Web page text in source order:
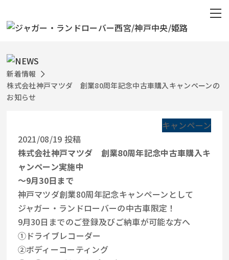
新着情報
株式会社神戸マツダ 創業80周年記念中古車購入キャンペーンの
お知らせ
キャンペーン
2021/08/19 投稿
株式会社神戸マツダ 創業80周年記念中古車購入キ
ャンペーン実施中
～9月30日まで
神戸マツダ創業80周年記念キャンペーンとして
ジャガー・ランドローバーの中古車限定！
9月30日までのご登録及びご納車が可能な方へ
①ドライブレコーダー
②ボディーコーティング